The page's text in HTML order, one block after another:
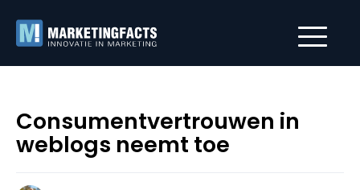
Consumentvertrouwen in
weblogs neemt toe